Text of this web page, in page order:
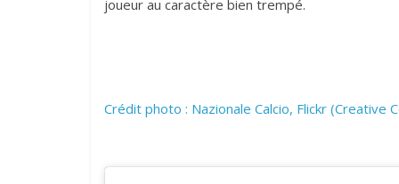
joueur au caractère bien trempé.
Crédit photo : Nazionale Calcio, Flickr (Creative